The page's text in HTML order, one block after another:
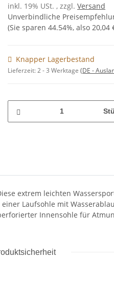
inkl. 19% USt. , zzgl. Versand
Unverbindliche
(Sie sparen 44.54%, also 20,04
Knapper Lagerbestand
Lieferzeit:2 - 3 Werktage (DE -
extrem leichten
Laufsohle mit
Innensohle für